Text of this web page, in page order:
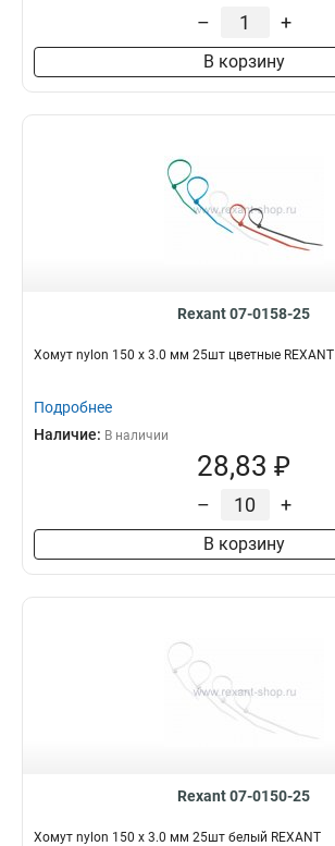
– +
В корзину
Rexant 07-0158-25
Хомут nylon 150 х 3.0 мм 25шт цветные REXANT
Подробнее
Наличие: В наличии
28,83 ₽
– +
В корзину
Rexant 07-0150-25
Хомут nylon 150 х 3.0 мм 25шт белый REXANT